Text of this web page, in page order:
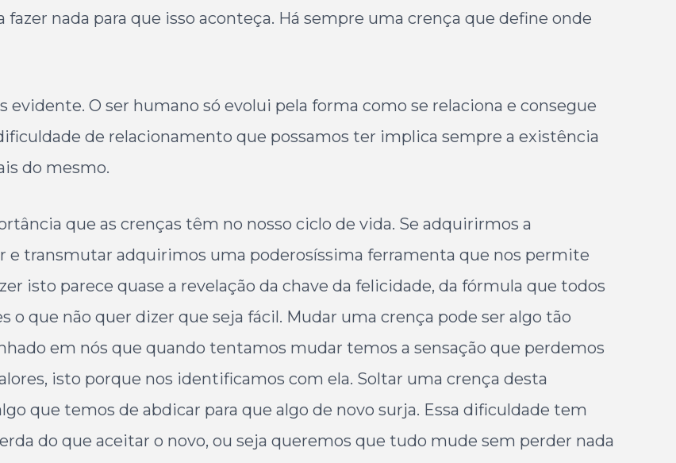
nada para que isso aconteça. Há sempre uma crença que define onde
O ser humano só evolui pela forma como se relaciona e consegue
de relacionamento que possamos ter implica sempre a existência
do mesmo.
que as crenças têm no nosso ciclo de vida. Se adquirirmos a
e transmutar adquirimos uma poderosíssima ferramenta que nos permite
isto parece quase a revelação da chave da felicidade, da fórmula que todos
que não quer dizer que seja fácil. Mudar uma crença pode ser algo tão
em nós que quando tentamos mudar temos a sensação que perdemos
isto porque nos identificamos com ela. Soltar uma crença desta
que temos de abdicar para que algo de novo surja. Essa dificuldade tem
do que aceitar o novo, ou seja queremos que tudo mude sem perder nada